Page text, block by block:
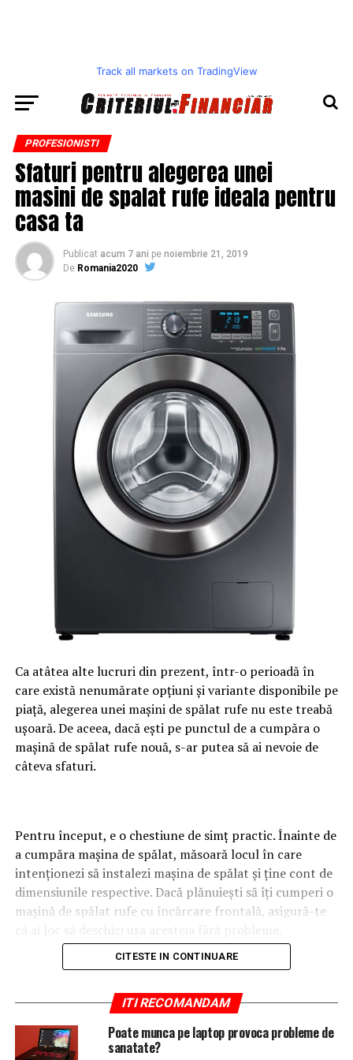
Track all markets on TradingView
PROFESIONISTI
Sfaturi pentru alegerea unei
masini de spalat rufe ideala pentru
casa ta
Publicat acum 7 ani pe noiembrie 21, 2019
De Romania2020
Ca atâtea alte lucruri din prezent, într-o perioadă în
care există nenumărate opțiuni și variante disponibile pe
piață, alegerea unei mașini de spălat rufe nu este treabă
ușoară. De aceea, dacă ești pe punctul de a cumpăra o
mașină de spălat rufe nouă, s-ar putea să ai nevoie de
câteva sfaturi.
Pentru început, e o chestiune de simț practic. Înainte de
a cumpăra mașina de spălat, măsoară locul în care
intenționezi să instalezi mașina de spălat și ține cont de
dimensiunile respective. Dacă plănuiești să îți cumperi o
mașină de spălat rufe cu încărcare frontală, asigură-te
Încărcare frontală sau verticală?
CITESTE IN CONTINUARE
ITI RECOMANDAM
Poate munca pe laptop provoca probleme de
sanatate?